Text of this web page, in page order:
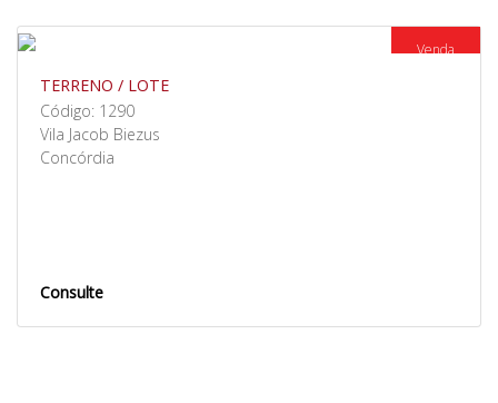
Venda
TERRENO / LOTE
Código: 1290
Vila Jacob Biezus
Concórdia
Consulte